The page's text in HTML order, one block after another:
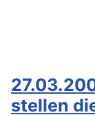
stellen